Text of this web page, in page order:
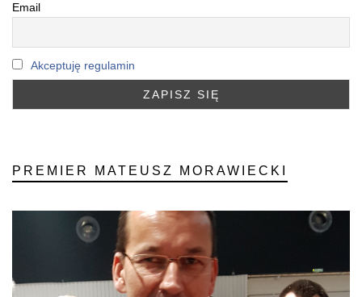
Email
Akceptuję regulamin
PREMIER MATEUSZ MORAWIECKI